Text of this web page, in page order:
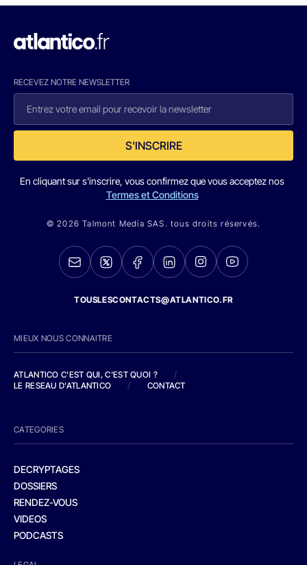
RECEVEZ NOTRE NEWSLETTER
S'INSCRIRE
En cliquant sur s'inscrire, vous confirmez que vous acceptez nos
Termes et Conditions
© 2026 Talmont Media SAS. tous droits réservés.
TOUSLESCONTACTS@ATLANTICO.FR
MIEUX NOUS CONNAITRE
ATLANTICO C'EST QUI, C'EST QUOI ?
/
LE RESEAU D'ATLANTICO
/ CONTACT
CATEGORIES
DECRYPTAGES
DOSSIERS
RENDEZ-VOUS
VIDEOS
PODCASTS